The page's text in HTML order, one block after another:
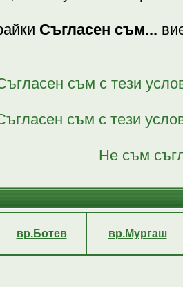
Съгласен съм...
съм с тези
съм с тези
Не съм
вр.Ботев вр.Мургаш